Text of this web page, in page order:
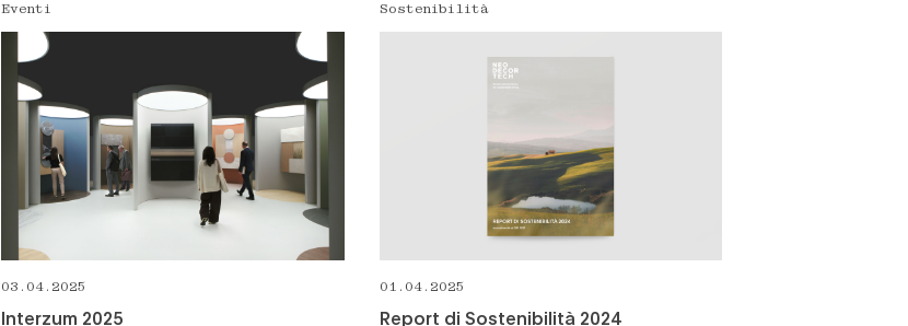
Eventi
03.04.2025
Interzum 2025
Sostenibilità
01.04.2025
Report di Sostenibilità 2024